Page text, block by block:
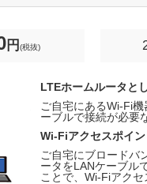
円(税抜)
LTEホームルータと
ご自宅にあるWi-Fi
ーブルで接続が必要
Wi-Fiアクセスポイン
ご自宅にブロードバ
ータをLANケーブル
ことで、Wi-Fiアク